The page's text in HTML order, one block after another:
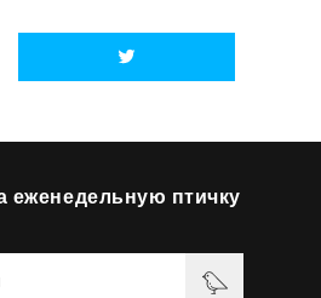
еженедельную птичку